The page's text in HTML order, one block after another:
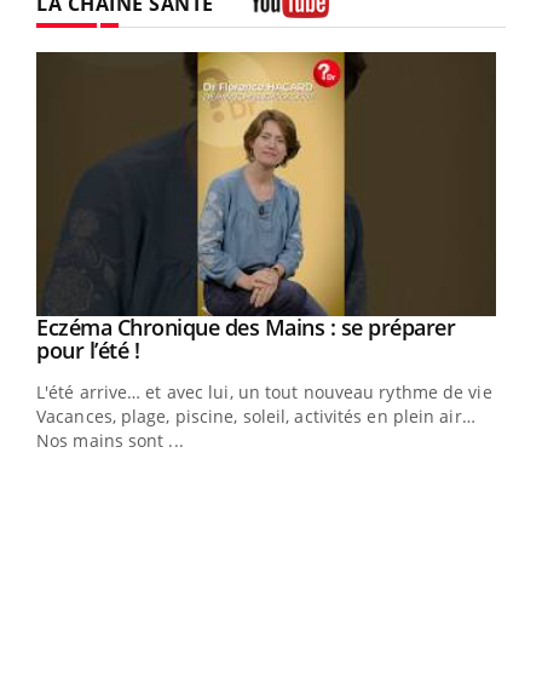
Youtube
Eczéma Chronique des Mains : se préparer
pour l’été !Youtube
L'été arrive… et avec lui, un tout nouveau rythme de vie !
Vacances, plage, piscine, soleil, activités en plein air…
Nos mains sont ...